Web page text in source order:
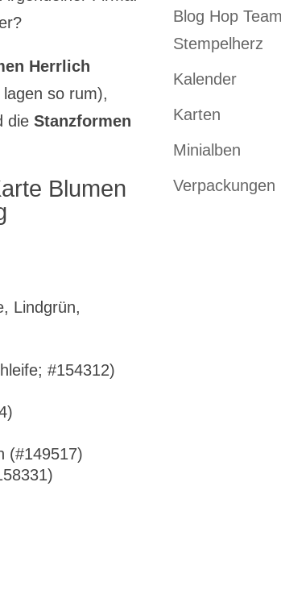
Herrlich
so rum),
dieStanzformen
Blumen
Lindgrün,
#154312)
(#149517)
Blog Hop
Stempelherz
Kalender
Karten
Minialben
Verpackungen